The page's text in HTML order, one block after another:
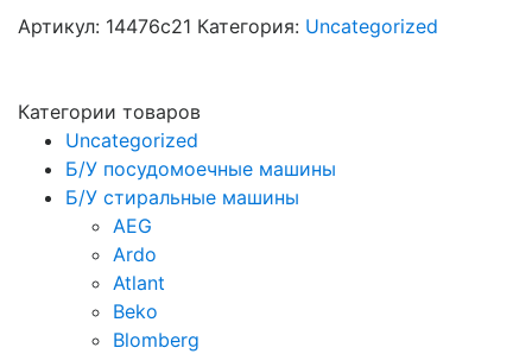
Артикул: 14476c21 Категория: Uncategorized
Категории товаров
Uncategorized
Б/У посудомоечные машины
Б/У стиральные машины
AEG
Ardo
Atlant
Beko
Blomberg